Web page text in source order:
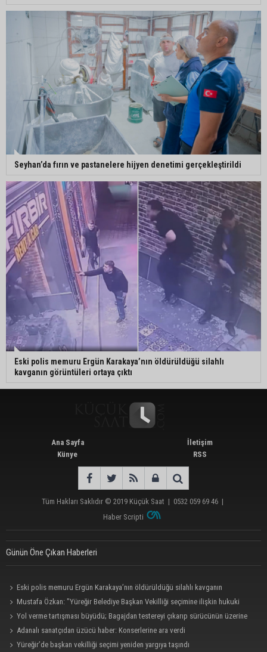
Seyhan’da fırın ve pastanelere hijyen denetimi gerçekleştirildi
Eski polis memuru Ergün Karakaya’nın öldürüldüğü silahlı
kavganın görüntüleri ortaya çıktı
Ana Sayfa
Künye
İletişim
RSS
Tüm Hakları Saklıdır © 2019 Küçük Saat | 0532 059 69 46 |
Haber Scripti
Günün Öne Çıkan Haberleri
Eski polis memuru Ergün Karakaya’nın öldürüldüğü silahlı kavganın
görüntüleri ortaya çıktı
Mustafa Özkan: "Yüreğir Belediye Başkan Vekilliği seçimine ilişkin hukuki
süreç başlatıldı"
Yol verme tartışması büyüdü; Bagajdan testereyi çıkarıp sürücünün üzerine
yürüdü
Adanalı sanatçıdan üzücü haber: Konserlerine ara verdi
Yüreğir’de başkan vekilliği seçimi yeniden yargıya taşındı